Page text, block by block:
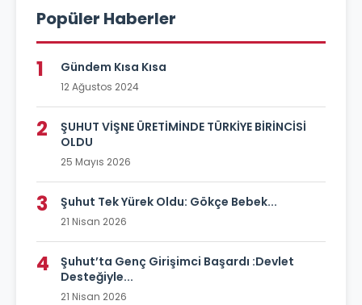
Popüler Haberler
1 Gündem Kısa Kısa
12 Ağustos 2024
2
ŞUHUT VİŞNE ÜRETİMİNDE TÜRKİYE BİRİNCİSİ
OLDU
25 Mayıs 2026
3 Şuhut Tek Yürek Oldu: Gökçe Bebek...
21 Nisan 2026
4
Şuhut’ta Genç Girişimci Başardı :Devlet
Desteğiyle...
21 Nisan 2026